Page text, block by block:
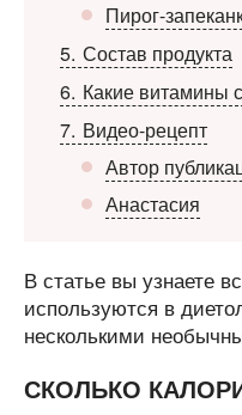
Пирог-
5 Состав продукта
6 Какие витамины
7 Видео-рецепт
Автор
Анастасия
В статье вы узнаете
используются в
несколькими
СКОЛЬКО